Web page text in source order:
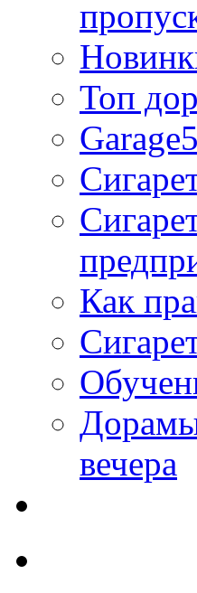
Топ
Как
Дорамы
вечера